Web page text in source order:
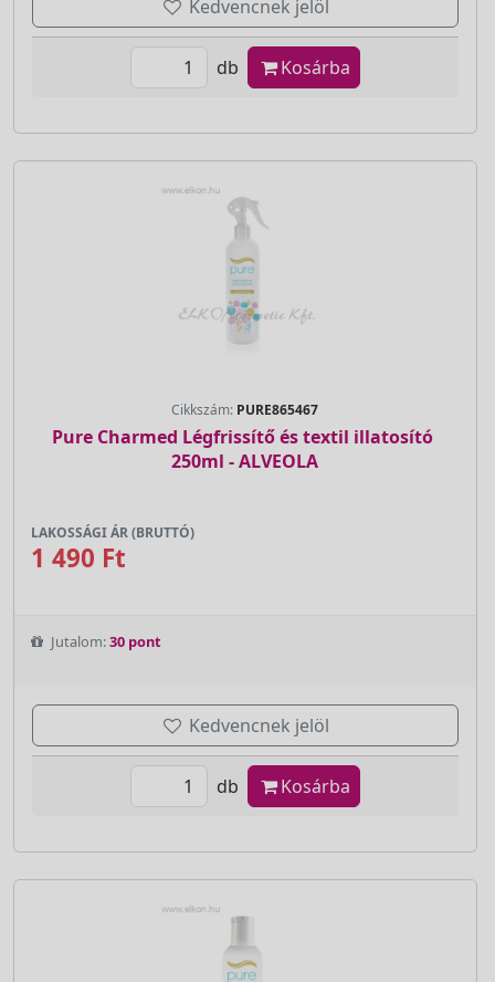
Kedvencnek jelöl
db Kosárba
Cikkszám: PURE865467
Pure Charmed Légfrissítő és textil illatosító 
250ml - ALVEOLA
LAKOSSÁGI ÁR (BRUTTÓ)
1 490 Ft
Jutalom:30 pont
Kedvencnek jelöl
db Kosárba